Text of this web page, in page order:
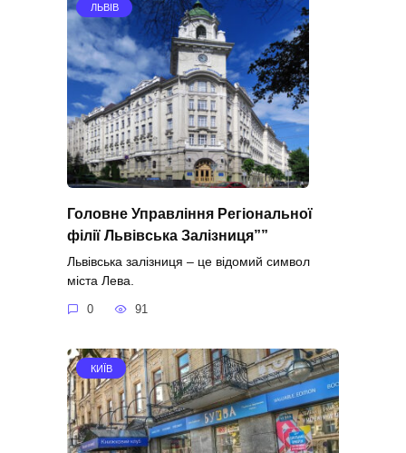
ЛЬВІВ
Головне Управління Регіональної
філії Львівська Залізниця””
Львівська залізниця – це відомий символ
міста Лева.
0 91
КИЇВ